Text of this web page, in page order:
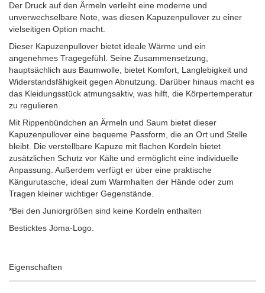
Der Druck auf den Ärmeln verleiht eine moderne und
unverwechselbare Note, was diesen Kapuzenpullover zu einer
vielseitigen Option macht.
Dieser Kapuzenpullover bietet ideale Wärme und ein
angenehmes Tragegefühl. Seine Zusammensetzung,
hauptsächlich aus Baumwolle, bietet Komfort, Langlebigkeit und
Widerstandsfähigkeit gegen Abnutzung. Darüber hinaus macht es
das Kleidungsstück atmungsaktiv, was hilft, die Körpertemperatur
zu regulieren.
Mit Rippenbündchen an Ärmeln und Saum bietet dieser
Kapuzenpullover eine bequeme Passform, die an Ort und Stelle
bleibt. Die verstellbare Kapuze mit flachen Kordeln bietet
zusätzlichen Schutz vor Kälte und ermöglicht eine individuelle
Anpassung. Außerdem verfügt er über eine praktische
Kängurutasche, ideal zum Warmhalten der Hände oder zum
Tragen kleiner wichtiger Gegenstände.
*Bei den Juniorgrößen sind keine Kordeln enthalten
Besticktes Joma-Logo.
Eigenschaften